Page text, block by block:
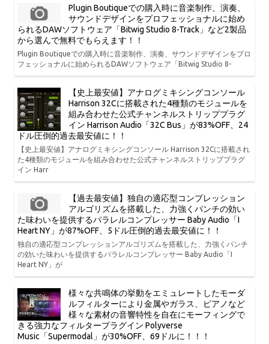
Plugin Boutiqueでの購入時に音楽制作、演奏、
サウンドデザインをプロフェッショナルに始め
られるDAWソフトウェア「Bitwig Studio 8-Track」など2製品
から選んで無料でもらえます！！
Plugin Boutiqueでの購入時に音楽制作、演奏、サウンドデザインをプロ
フェッショナルに始められるDAWソフトウェア「Bitwig Studio 8-
【史上最安値】アナログミキシングコンソール
Harrison 32Cに搭載された4種類のモジュールを
組み合わせた公式チャンネルストリッププラグ
イン Harrison Audio「32C Bus」が83%OFF、24
ドル圧倒的過去最安値に！！
【史上最安値】アナログミキシングコンソール Harrison 32Cに搭載され
た4種類のモジュールを組み合わせた公式チャンネルストリッププラグ
イン Harr
【過去最安値】独自の適応型コンプレッション
アルゴリズムを搭載した、力強くパンチの効い
た味わいを提供するパラレルコンプレッサー Baby Audio「I
Heart NY」が87%OFF、5ドル圧倒的過去最安値に！！
独自の適応型コンプレッションアルゴリズムを搭載した、力強くパンチ
の効いた味わいを提供するパラレルコンプレッサー Baby Audio「I
Heart NY」が
様々な共鳴体の挙動をエミュレートしたモーダ
ルフィルターにより金属やガラス、ピアノなど
様々な素材の音響特性を自在にモーフィングで
きる強力なフィルタープラグイン Polyverse
Music「Supermodal」が30%OFF、69ドルに！！！